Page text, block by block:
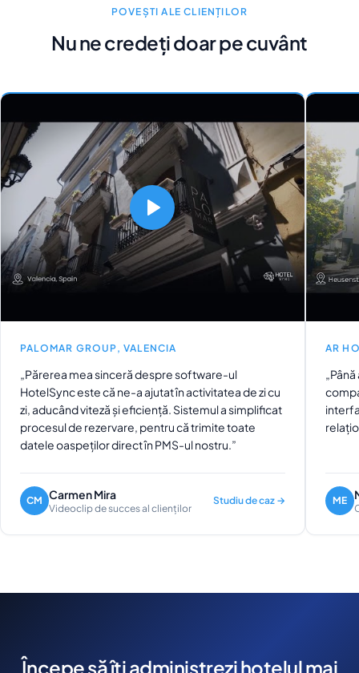
POVEȘTI ALE CLIENȚILOR
Nu ne credeți doar pe cuvânt
PALOMAR GROUP, VALENCIA
„Părerea mea sinceră despre software-ul
HotelSync este că ne-a ajutat în activitatea de zi cu
zi, aducând viteză și eficiență. Sistemul a simplificat
procesul de rezervare, pentru că trimite toate
datele oaspeților direct în PMS-ul nostru.”
CM Carmen Mira
Videoclip de succes al clienților
Studiu de caz →
AR
ME
Începe să îți administrezi hotelul mai